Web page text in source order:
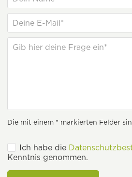
Die mit einem * markierten Felder
Ich habe die
Kenntnis genommen.